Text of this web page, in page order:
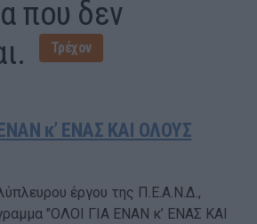
που δεν
Τρέχον
κ’ ΕΝΑΣ ΚΑΙ ΟΛΟΥΣ
έργου της Π.Ε.Α.Ν.Δ.,
"ΟΛΟΙ ΓΙΑ ΕΝΑΝ κ’ ΕΝΑΣ ΚΑΙ